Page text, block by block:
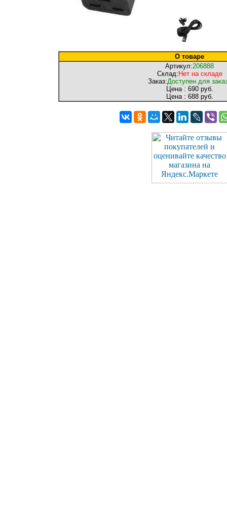
О товаре
Артикул:206888
Склад: Нет на складе
Заказ:Доступен для
Цена : 690 руб.
Цена : 688 руб.